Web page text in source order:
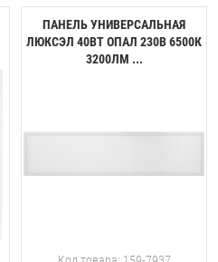
ПАНЕЛЬ УНИВЕРСАЛЬНАЯ
ЛЮКСЭЛ 40ВТ ОПАЛ 230В 6500К
3200ЛМ ...